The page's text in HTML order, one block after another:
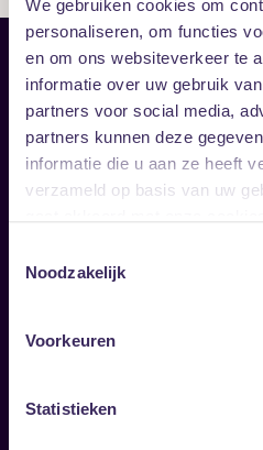
We gebruiken cookies om
personaliseren, om functies
en om ons websiteverkeer te
informatie over uw gebruik
partners voor social media,
partners kunnen deze
informatie die u aan ze heeft
verzameld op basis van uw
Noodzakelijk
Voorkeuren
Statistieken
Sitemap
Home
Vrijwilligers
Verhuur
Disclaimer
Toegankelijkheid
Privacy &
Follow
Onze nieuwsbrief